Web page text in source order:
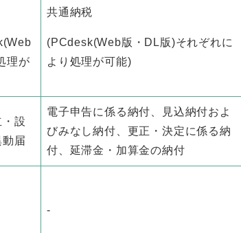
理が
共通納税
(PCdesk(Web版・DL版)それぞれに
より処理が可能)
設
届
電子申告に係る納付、見込納付およ
びみなし納付、更正・決定に係る納
付、延滞金・加算金の納付
-